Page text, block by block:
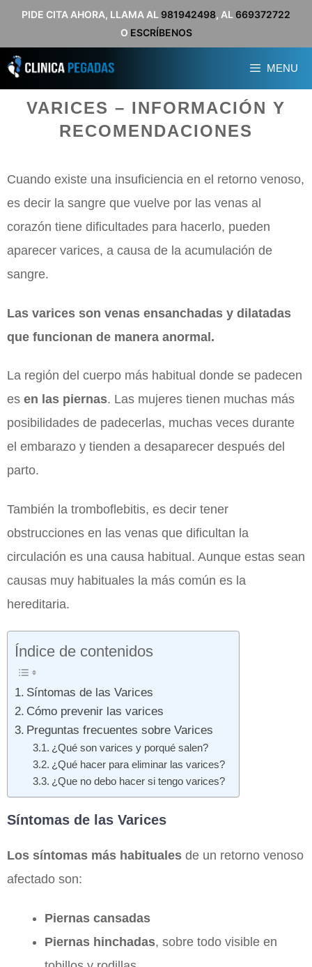
Saltar
contenido
PIDE CITA AHORA, LLAMA AL 981942498, AL 669372722
O ESCRÍBENOS
MENU
VARICES – INFORMACIÓN Y
RECOMENDACIONES
Cuando existe una insuficiencia en el retorno venoso,
es decir la sangre que vuelve por las venas al
corazón tiene dificultades para hacerlo, pueden
aparecer varices, a causa de la acumulación de
sangre.
Las varices son venas ensanchadas y dilatadas
que funcionan de manera anormal.
La región del cuerpo más habitual donde se padecen
es en las piernas. Las mujeres tienen muchas más
posibilidades de padecerlas, muchas veces durante
el embarazo y tienden a desaparecer después del
parto.
También la tromboflebitis, es decir tener
obstrucciones en las venas que dificultan la
circulación es una causa habitual. Aunque estas sean
causas muy habituales la más común es la
hereditaria.
Índice de contenidos
Síntomas de las Varices
Cómo prevenir las varices
Preguntas frecuentes sobre Varices
¿Qué son varices y porqué salen?
¿Qué hacer para eliminar las varices?
¿Que no debo hacer si tengo varices?
Síntomas de las Varices
Los síntomas más habituales de un retorno venoso
afectado son:
Piernas cansadas
Piernas hinchadas, sobre todo visible en